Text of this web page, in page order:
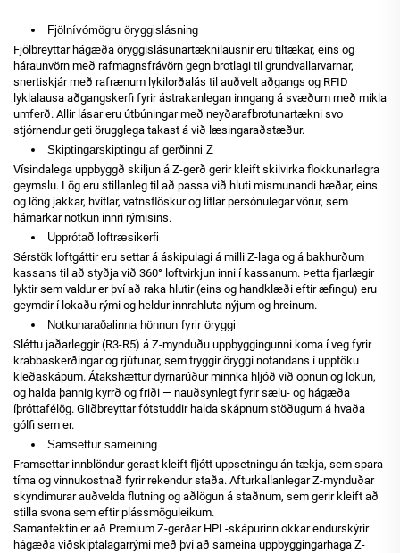
Fjölnívómögru öryggislásning
Fjölbreyttar hágæða öryggislásunartæknilausnir eru tiltækar, eins og
háraunvörn með rafmagnsfrávörn gegn brotlagi til grundvallarvarnar,
snertiskjár með rafrænum lykilorðalás til auðvelt aðgangs og RFID
lyklalausa aðgangskerfi fyrir ástrakanlegan inngang á svæðum með mikla
umferð. Allir lásar eru útbúningar með neyðarafbrotunartækni svo
stjórnendur geti örugglega takast á við læsingaraðstæður.
Skiptingarskiptingu af gerðinni Z
Vísindalega uppbyggð skiljun á Z-gerð gerir kleift skilvirka flokkunarlagra
geymslu. Lög eru stillanleg til að passa við hluti mismunandi hæðar, eins
og löng jakkar, hvítlar, vatnsflöskur og litlar persónulegar vörur, sem
hámarkar notkun innri rýmisins.
Upprótað loftræsikerfi
Sérstök loftgáttir eru settar á áskipulagi á milli Z-laga og á bakhurðum
kassans til að styðja við 360° loftvirkjun inni í kassanum. Þetta fjarlægir
lyktir sem valdur er því að raka hlutir (eins og handklæði eftir æfingu) eru
geymdir í lokaðu rými og heldur innrahluta nýjum og hreinum.
Notkunaraðalinna hönnun fyrir öryggi
Sléttu jaðarleggir (R3-R5) á Z-mynduðu uppbyggingunni koma í veg fyrir
krabbaskerðingar og rjúfunar, sem tryggir öryggi notandans í upptöku
kleðaskápum. Átakshættur dyrnarúður minnka hljóð við opnun og lokun,
og halda þannig kyrrð og friði — nauðsynlegt fyrir sælu- og hágæða
íþróttafélög. Gliðbreyttar fótstuddir halda skápnum stöðugum á hvaða
gólfi sem er.
Samsettur sameining
Framsettar innblöndur gerast kleift fljótt uppsetningu án tækja, sem spara
tíma og vinnukostnað fyrir rekendur staða. Afturkallanlegar Z-mynduðar
skyndimurar auðvelda flutning og aðlögun á staðnum, sem gerir kleift að
stilla svona sem eftir plássmöguleikum.
Samantektin er að Premium Z-gerðar HPL-skápurinn okkar endurskýrir
hágæða viðskiptalagarrými með því að sameina uppbyggingarhaga Z-